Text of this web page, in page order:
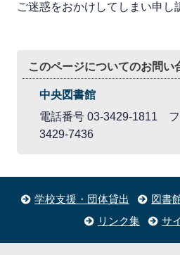
ご迷惑をおかけしてしまい申し
このページについてのお問い
中央図書館
電話番号 03-3429-1811
3429-7436
学校支援・団体貸出
図書
リンク集
サ